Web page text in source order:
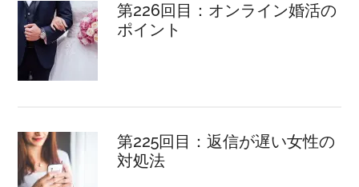
第226回目：オンライン婚活の
ポイント
第225回目：返信が遅い女性の
対処法